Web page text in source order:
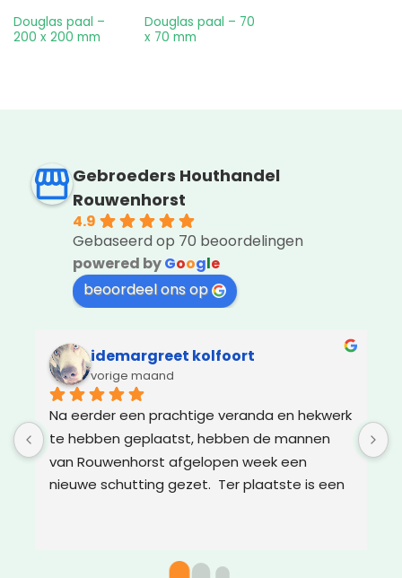
Douglas paal –
200 x 200 mm
Douglas paal – 70
x 70 mm
Gebroeders Houthandel
Rouwenhorst
4.9
Gebaseerd op 70 beoordelingen
powered byGoogle
beoordeel ons op
idemargreet kolfoort
vorige maand
Na eerder een prachtige veranda en hekwerk
te hebben geplaatst, hebben de mannen
van Rouwenhorst afgelopen week een
nieuwe schutting gezet.  Ter plaatste is een